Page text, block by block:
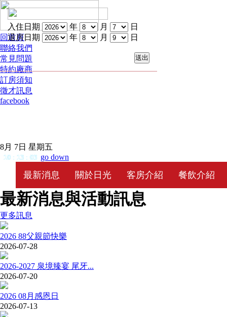
回首頁
聯絡我們
常見問題
特約廠商
訂房須知
徵才訊息
facebook
入住日期 年 月
日
退房日期
年 月 日
8月 7日 星期五
10 : 13 : 03 go down
最新消息 關於日光 客房介紹 餐飲介紹
最新消息與活動訊息
更多訊息
2026 88父親節快樂
2026-07-28
2026-2027 泉境臻宴 尾牙...
2026-07-20
2026 08月感恩日
2026-07-13